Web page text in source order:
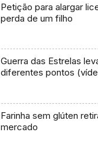
Petição para alargar
perda de um filho
Guerra das Estrelas
diferentes pontos
Farinha sem glúten
mercado